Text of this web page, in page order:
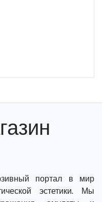
портал в мир
эстетики. Мы